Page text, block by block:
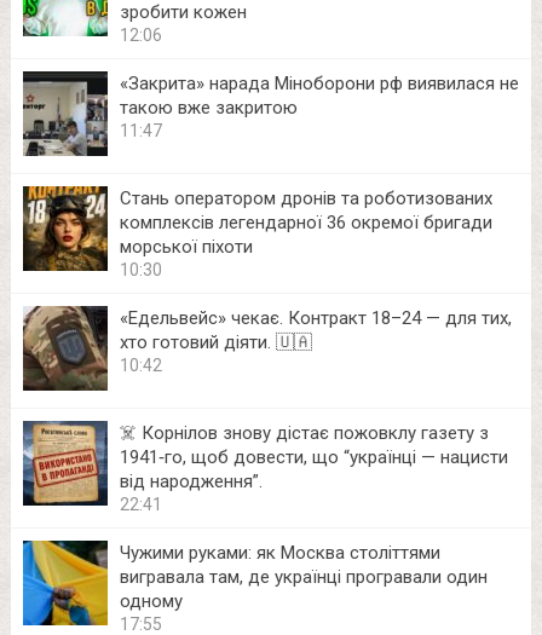
зробити кожен
12:06
«Закрита» нарада Міноборони рф виявилася не
такою вже закритою
11:47
Стань оператором дронів та роботизованих
комплексів легендарної 36 окремої бригади
морської піхоти
10:30
«Едельвейс» чекає. Контракт 18–24 — для тих,
хто готовий діяти. 🇺🇦
10:42
☠️ Корнілов знову дістає пожовклу газету з
1941‑го, щоб довести, що “українці — нацисти
від народження”.
22:41
Чужими руками: як Москва століттями
вигравала там, де українці програвали один
одному
17:55